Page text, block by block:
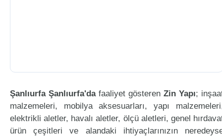
Şanlıurfa Şanlıurfa'dafaaliyet gösteren Zin Yapı;
malzemeleri, mobilya aksesuarları, yapı
elektrikli aletler, havalı aletler, ölçü aletleri, genel
ürün çeşitleri ve alandaki ihtiyaçlarınızın